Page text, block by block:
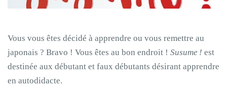
Vous vous êtes décidé à apprendre ou vous remettre au
japonais ? Bravo ! Vous êtes au bon endroit ! Susume ! est
destinée aux débutant et faux débutants désirant apprendre
en autodidacte.